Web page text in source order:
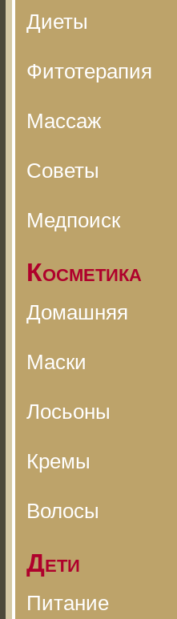
Диеты
Фитотерапия
Массаж
Советы
Медпоиск
Косметика
Домашняя
Маски
Лосьоны
Кремы
Волосы
Дети
Питание